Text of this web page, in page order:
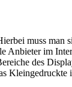
muss
im
des